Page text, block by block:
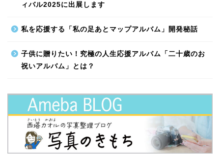
ィバル2025に出展します
私を応援する「私の足あとマップアルバム」開発秘話
子供に贈りたい！究極の人生応援アルバム「二十歳のお
祝いアルバム」とは？